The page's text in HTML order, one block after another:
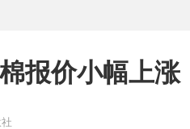
报价小幅上涨